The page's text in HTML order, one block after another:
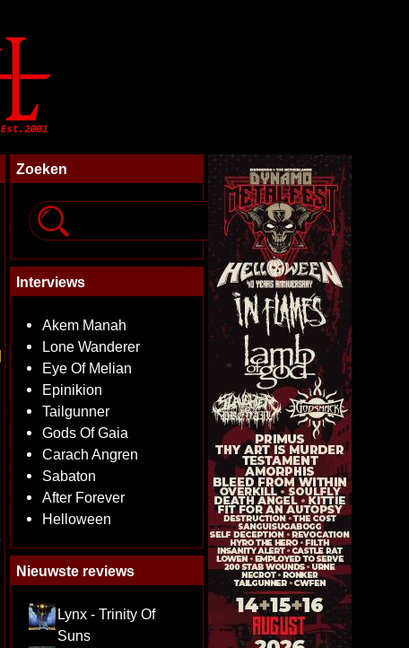
Zoeken
Interviews
Akem Manah
Lone Wanderer
Eye Of Melian
Epinikion
Tailgunner
Gods Of Gaia
Carach Angren
Sabaton
After Forever
Helloween
Nieuwste reviews
Lynx - Trinity Of
Suns